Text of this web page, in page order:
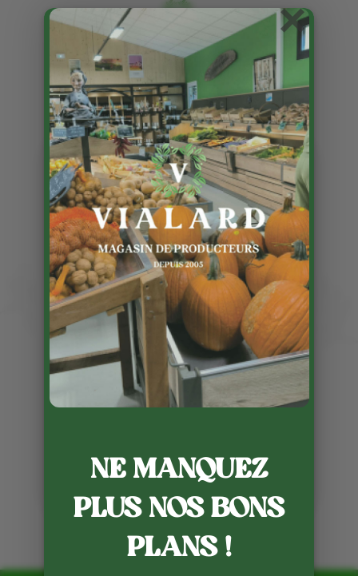
Les galettes frangipane
Publié le 3 01 2026
Virginie, de la Ferme de la
Blogeonie, proposera également
ses galettes des rois les
mercredis et vendredis.
N’hésitez pas à les réserver !
sur
Facebook
Mots clés :
NE MANQUEZ
PLUS NOS BONS
PLANS !
×